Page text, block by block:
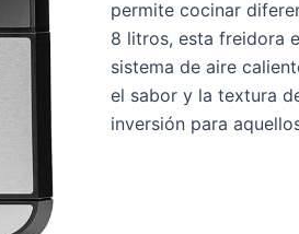
permite cocinar
8 litros, esta freidora
sistema de aire
el sabor y la textura
inversión para